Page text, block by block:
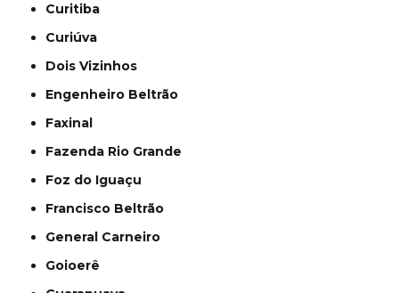
Curitiba
Curiúva
Dois Vizinhos
Engenheiro Beltrão
Faxinal
Fazenda Rio Grande
Foz do Iguaçu
Francisco Beltrão
General Carneiro
Goioerê